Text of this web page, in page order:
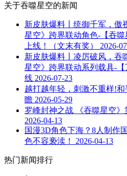
关于吞噬星空的新闻
新皮肤爆料丨统御千军，傲
星空》跨界联动角色-【吞噬
上线！（文末有奖）
2026-
新皮肤爆料丨凌厉破风，吞
星空》跨界联动系列载具-
线 2026-07-23
越打越年轻，刺激不重样!
瞻 2026-05-29
罗峰封神之战 《吞噬星空》
2026-04-13
国漫3D角色下海？8人制作
色不容亵渎！
2026-04-13
热门新闻排行